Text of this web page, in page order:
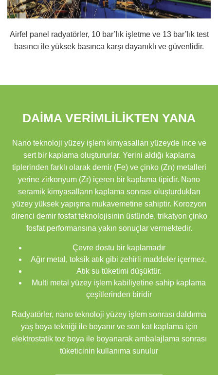
Airfel panel radyatörler, 10 bar’lık işletme ve 13 bar’lık test
basıncı ile yüksek basınca karşı dayanıklı ve güvenlidir.
DAİMA VERİMLİLİKTEN YANA
Nano teknoloji yüzey işlem kimyasalları yüzeyde ince ve
sert bir kaplama oluştururlar. Yerini aldığı kaplama
tiplerinden farklı olarak demir (Fe) ve çinko (Zn) metalleri
yerine zirkonyum (Zr) içeren bir kaplama tipidir. Nano
seramik kimyasalların kaplama sonrası oluşturdukları
yüzey yüksek yapışma mukavemetine sahiptir. Korozyon
direnci demir fosfat teknolojisinin üstünde, trikatyon çinko
fosfat performansına yakın sonuçlar vermektedir.
Çevre dostu bir kaplamadır
Ağır metal, toksik atık gibi zehirli maddeler içermez,
Atık su tüketimi düşüktür.
Multi metal yüzey işlem kabiliyetine sahip kaplama
çeşitlerinden biridir
Radyatörler, nano teknoloji yüzey işlem sonrası daldırma
yaş boya tekniği ile boyanır ve son kat kaplama için
elektrostatik toz boya ile boyanarak ambalajlama sonrası
tüketicinin kullanıma sunulur